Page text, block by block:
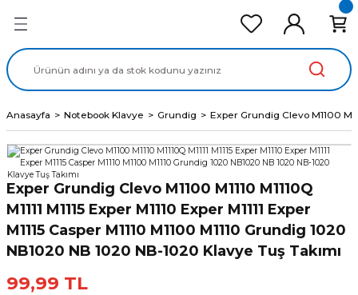
Ekran Panel
Data Kablo
Anasayfa Notebook Klavye Grundig Exper Grundig Clevo M1100
Exper Grundig Clevo M1100 M1110 M1110Q
M1111 M1115 Exper M1110 Exper M1111 Exper
M1115 Casper M1110 M1100 M1110 Grundig 1020
NB1020 NB 1020 NB-1020 Klavye Tuş Takımı
99,99 TL